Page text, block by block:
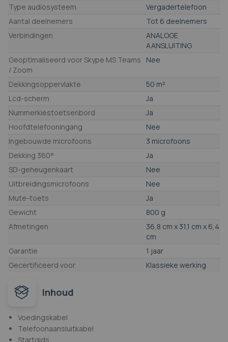
Eigenschappen
Type audiosysteem
Vergadertelefoon
Aantal deelnemers
Tot 6 deelnemers
Verbindingen
ANALOGE
AANSLUITING
Geoptimaliseerd voor Skype MS Teams
/ Zoom
Nee
Dekkingsoppervlakte
50 m²
Lcd-scherm
Ja
Nummerkiestoetsenbord
Ja
Hoofdtelefooningang
Nee
Ingebouwde microfoons
3 microfoons
Dekking 360°
Ja
SD-geheugenkaart
Nee
Uitbreidingsmicrofoons
Nee
Mute-toets
Ja
Gewicht
800 g
Afmetingen
36,8 cm x 31,1 cm x 6,4
cm
Garantie
1 jaar
Gecertificeerd voor
Klassieke werking
Inhoud
Voedingskabel
Telefoonaansluitkabel
Startgids